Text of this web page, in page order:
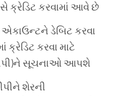
ક્રેડિટ કરવામાં આવે છે
ડેબિટ કરવા
કરવા માટે
(ડીપી)ને સૂચનાઓ આપશે
શેરની